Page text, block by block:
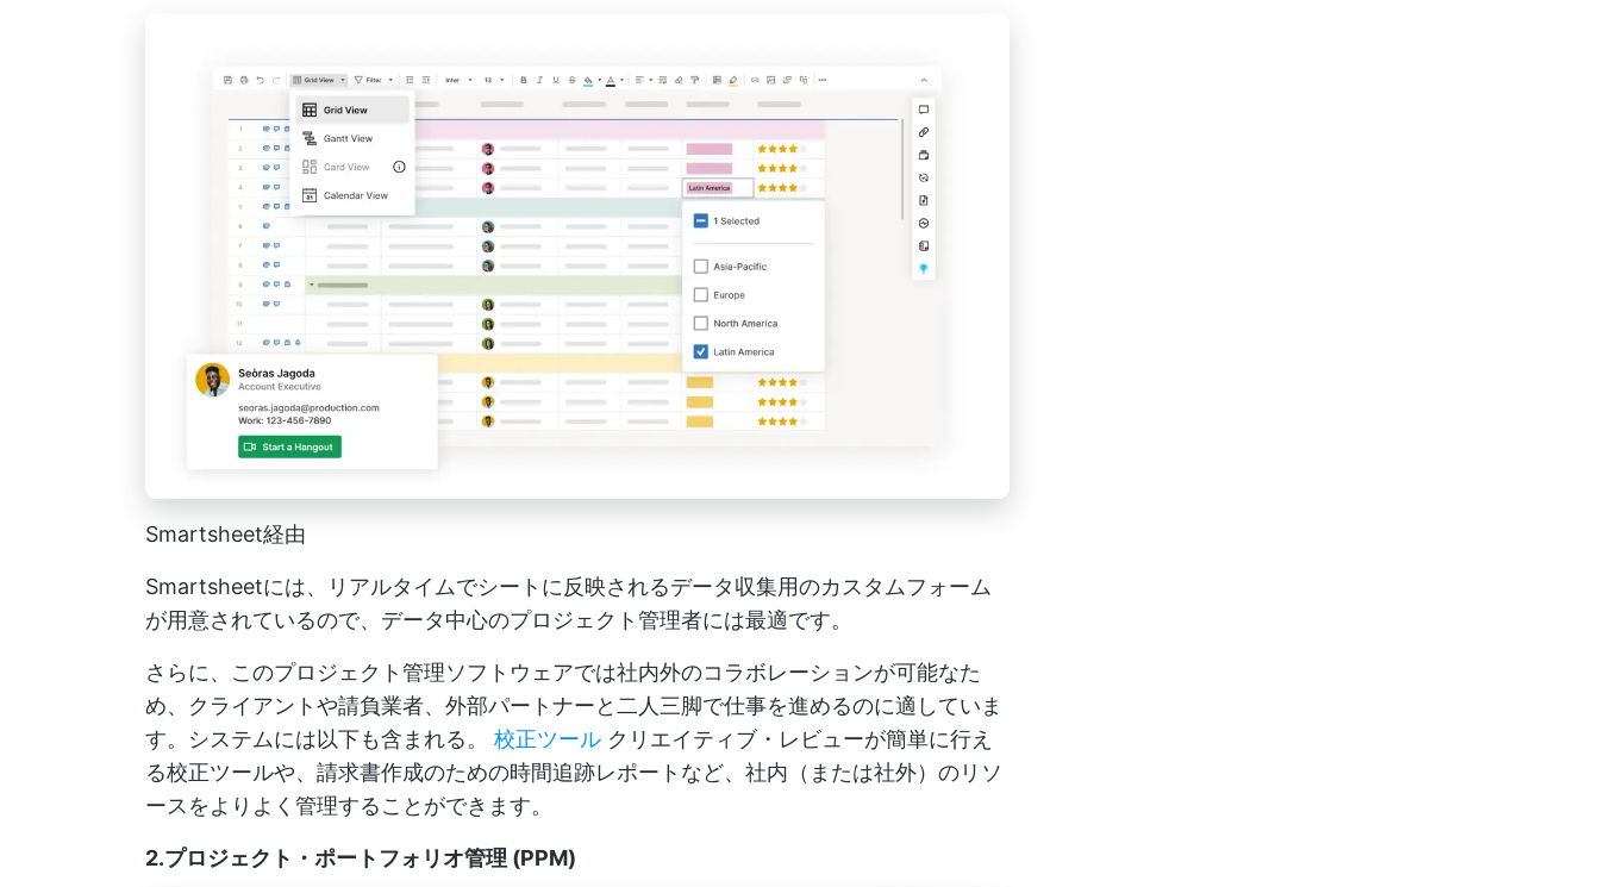
Smartsheet経由
Smartsheetには、リアルタイムでシートに反映されるデータ収集用のカスタムフォーム
が用意されているので、データ中心のプロジェクト管理者には最適です。
さらに、このプロジェクト管理ソフトウェアでは社内外のコラボレーションが可能なた
め、クライアントや請負業者、外部パートナーと二人三脚で仕事を進めるのに適していま
す。システムには以下も含まれる。 校正ツール クリエイティブ・レビューが簡単に行え
る校正ツールや、請求書作成のための時間追跡レポートなど、社内（または社外）のリソ
ースをよりよく管理することができます。
2.プロジェクト・ポートフォリオ管理 (PPM)